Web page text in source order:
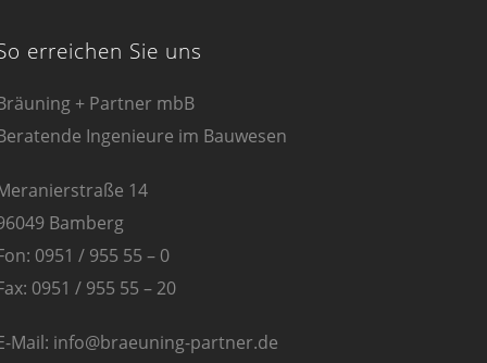
erreichen Sie uns
+ Partner mbB
Ingenieure im Bauwesen
14
Bamberg
0951 / 955 55 – 0
0951 / 955 55 – 20
Mail: info@braeuning-partner.de